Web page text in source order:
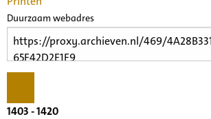
Duurzaam webadres
1403 - 1420